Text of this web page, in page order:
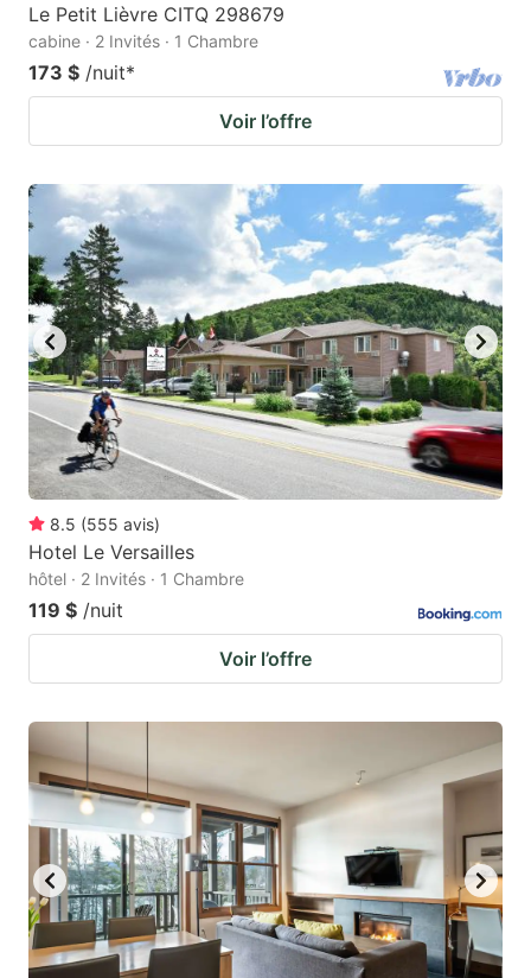
Le Petit Lièvre CITQ 298679
cabine · 2 Invités · 1 Chambre
173 $ /nuit*
Voir l’offre
8.5 (555 avis)
Hotel Le Versailles
hôtel · 2 Invités · 1 Chambre
119 $ /nuit
Voir l’offre